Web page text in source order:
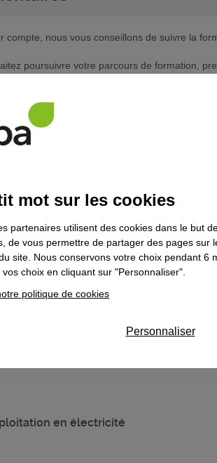
compte, nous vous conseillons de suivre la
poursuivre votre parcours de formation,
le domaine
des installations de chauffage,
d'air et de leur générateur
de maintenance d'équipements
en électricité
mot sur les cookies
partenaires utilisent des cookies dans le but
de vous permettre de partager des pages sur
site. Nous conservons votre choix pendant 6
choix en cliquant sur "Personnaliser".
politique de cookies
Personnaliser